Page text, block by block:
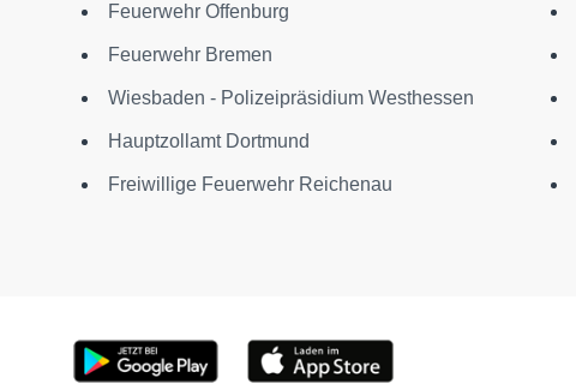
Feuerwehr Offenburg
Feuerwehr Bremen
Wiesbaden - Polizeipräsidium Westhessen
Hauptzollamt Dortmund
Freiwillige Feuerwehr Reichenau